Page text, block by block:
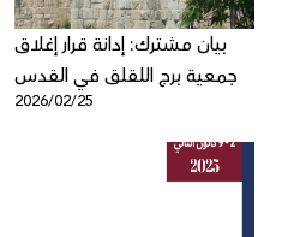
بيان مشترك: إدانة قرار إغلاق
جمعية برج اللقلق في القدس
2026/02/25